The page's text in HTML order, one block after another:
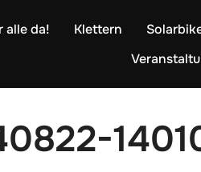
alle da! Klettern